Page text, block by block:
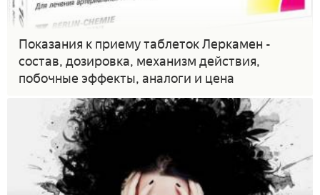
Показания к приему таблеток Леркамен -
состав, дозировка, механизм действия,
побочные эффекты, аналоги и цена